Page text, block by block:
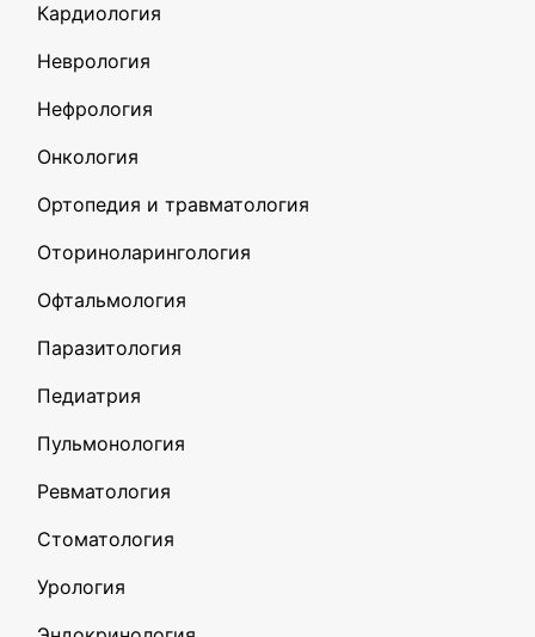
Кардиология
Неврология
Нефрология
Онкология
Ортопедия и травматология
Оториноларингология
Офтальмология
Паразитология
Педиатрия
Пульмонология
Ревматология
Стоматология
Урология